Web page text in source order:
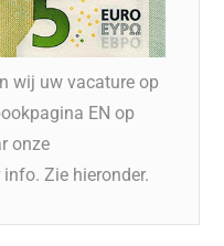
wij uw vacature op
EN op
onze
Zie hieronder.